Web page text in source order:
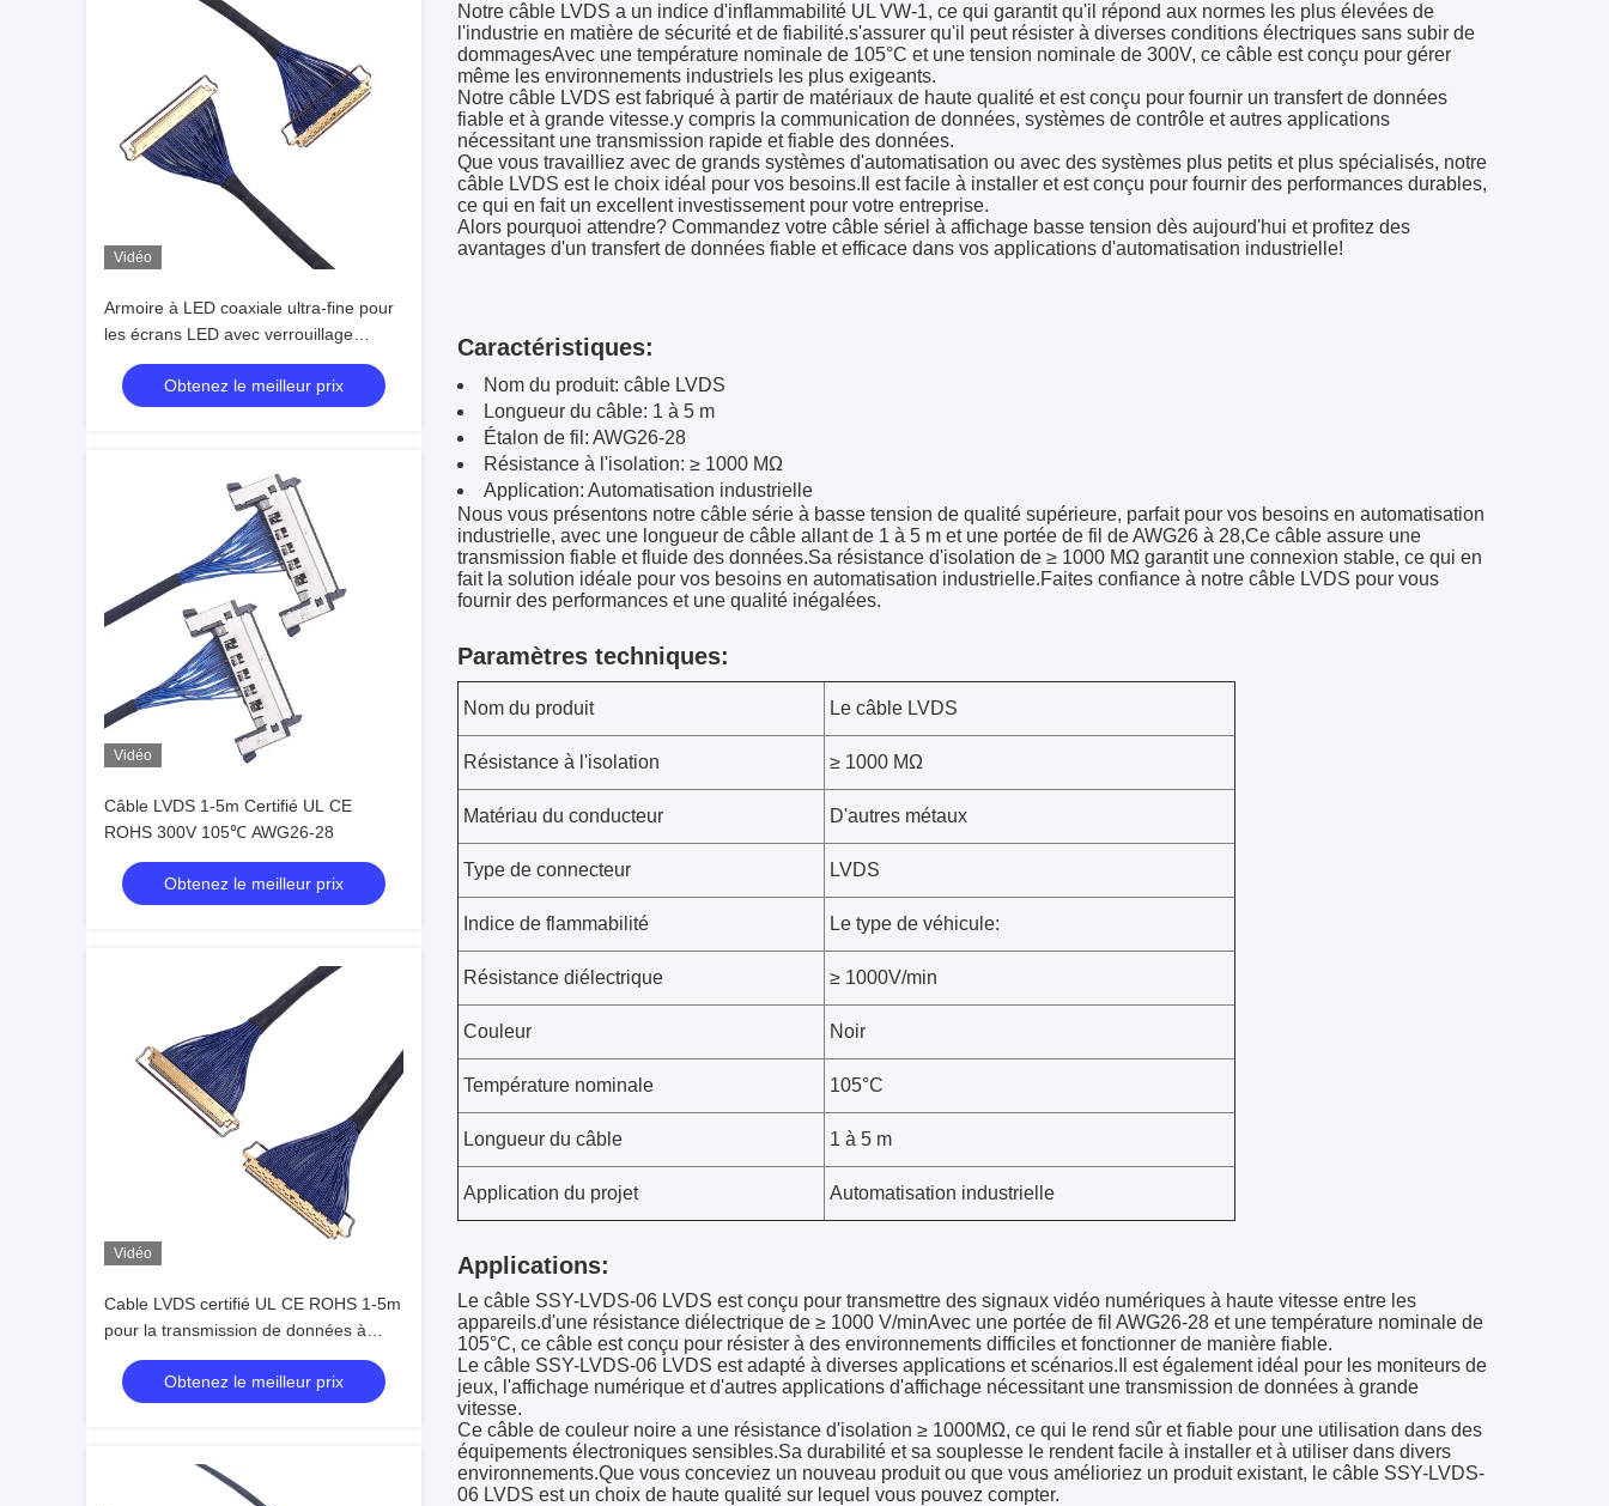
Vidéo
Armoire à LED coaxiale ultra-fine pour
les écrans LED avec verrouillage
plaqué argenté, fabricants de harnais
de fil fiablesObtenez le meilleur prix
Vidéo
Câble LVDS 1-5m Certifié UL CE
ROHS 300V 105℃ AWG26-28
Obtenez le meilleur prix
Vidéo
Cable LVDS certifié UL CE ROHS 1-5m
pour la transmission de données à
grande vitesse
Obtenez le meilleur prix
Notre câble LVDS a un indice d'inflammabilité UL VW-1, ce qui garantit qu'il répond aux normes les plus élevées de
l'industrie en matière de sécurité et de fiabilité.s'assurer qu'il peut résister à diverses conditions électriques sans subir de
dommagesAvec une température nominale de 105°C et une tension nominale de 300V, ce câble est conçu pour gérer
même les environnements industriels les plus exigeants.
Notre câble LVDS est fabriqué à partir de matériaux de haute qualité et est conçu pour fournir un transfert de données
fiable et à grande vitesse.y compris la communication de données, systèmes de contrôle et autres applications
nécessitant une transmission rapide et fiable des données.
Que vous travailliez avec de grands systèmes d'automatisation ou avec des systèmes plus petits et plus spécialisés, notre
câble LVDS est le choix idéal pour vos besoins.Il est facile à installer et est conçu pour fournir des performances durables,
ce qui en fait un excellent investissement pour votre entreprise.
Alors pourquoi attendre? Commandez votre câble sériel à affichage basse tension dès aujourd'hui et profitez des
avantages d'un transfert de données fiable et efficace dans vos applications d'automatisation industrielle!
Caractéristiques:
Nom du produit: câble LVDS
Longueur du câble: 1 à 5 m
Étalon de fil: AWG26-28
Résistance à l'isolation: ≥ 1000 MΩ
Application: Automatisation industrielle
Nous vous présentons notre câble série à basse tension de qualité supérieure, parfait pour vos besoins en automatisation
industrielle, avec une longueur de câble allant de 1 à 5 m et une portée de fil de AWG26 à 28,Ce câble assure une
transmission fiable et fluide des données.Sa résistance d'isolation de ≥ 1000 MΩ garantit une connexion stable, ce qui en
fait la solution idéale pour vos besoins en automatisation industrielle.Faites confiance à notre câble LVDS pour vous
fournir des performances et une qualité inégalées.
Paramètres techniques:
Nom du produit Le câble LVDS
Résistance à l'isolation ≥ 1000 MΩ
Matériau du conducteur D'autres métaux
Type de connecteur LVDS
Indice de flammabilité Le type de véhicule:
Résistance diélectrique ≥ 1000V/min
Couleur Noir
Température nominale 105°C
Longueur du câble 1 à 5 m
Application du projet Automatisation industrielle
Applications:
Le câble SSY-LVDS-06 LVDS est conçu pour transmettre des signaux vidéo numériques à haute vitesse entre les
appareils.d'une résistance diélectrique de ≥ 1000 V/minAvec une portée de fil AWG26-28 et une température nominale de
105°C, ce câble est conçu pour résister à des environnements difficiles et fonctionner de manière fiable.
Le câble SSY-LVDS-06 LVDS est adapté à diverses applications et scénarios.Il est également idéal pour les moniteurs de
jeux, l'affichage numérique et d'autres applications d'affichage nécessitant une transmission de données à grande
vitesse.
Ce câble de couleur noire a une résistance d'isolation ≥ 1000MΩ, ce qui le rend sûr et fiable pour une utilisation dans des
équipements électroniques sensibles.Sa durabilité et sa souplesse le rendent facile à installer et à utiliser dans divers
environnements.Que vous conceviez un nouveau produit ou que vous amélioriez un produit existant, le câble SSY-LVDS-
06 LVDS est un choix de haute qualité sur lequel vous pouvez compter.